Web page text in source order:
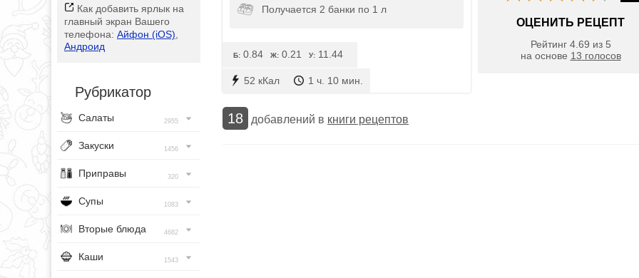
Как добавить ярлык на
главный экран Вашего
телефона: Айфон (iOS)
Андроид
Рубрикатор
Салаты 2955
Закуски 1456
Приправы 320
Супы 1083
Вторые блюда 4682
Каши 1543
Получается 2 банки по 1 л
52 кКал 1 ч. 10 мин.
Б: 0.84 Ж: 0.21 У: 11.44
ОЦЕНИТЬ РЕЦЕПТ
Рейтинг 4.69 из 5
на основе 13 голосов
18 добавлений в книги рецептов